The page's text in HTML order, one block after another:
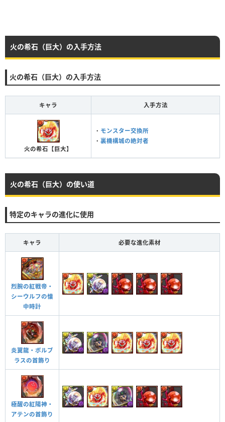
火の希石（巨大）の入手方法
火の希石（巨大）の入手方法
キャラ 入手方法
火の希石【巨大】
・ モンスター交換所
・ 裏機構城の絶対者
火の希石（巨大）の使い道
特定のキャラの進化に使用
キャラ 必要な進化素材
烈腕の紅戦帝・
シーウルフの懐
中時計
炎翼龍・ボルブ
ラスの首飾り
極醒の紅陽神・
アテンの首飾り